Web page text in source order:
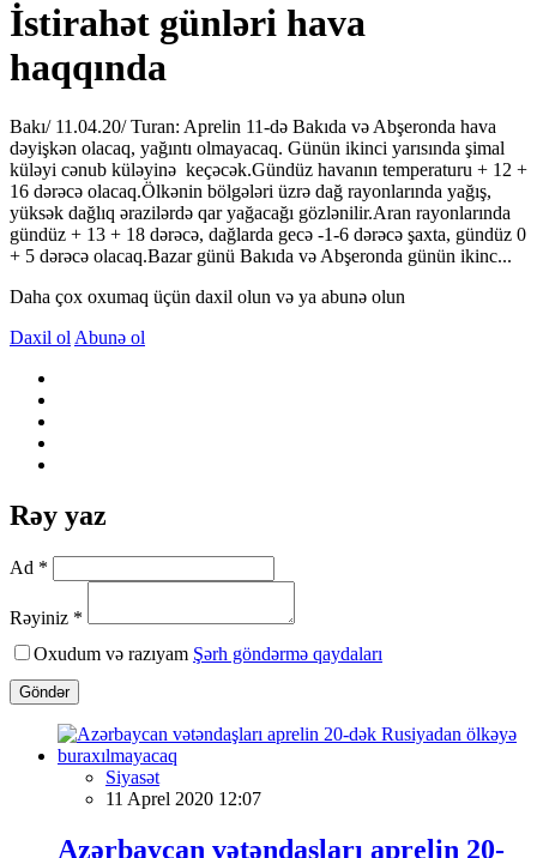
İstirahət günləri hava
haqqında
Bakı/ 11.04.20/ Turan: Aprelin 11-də Bakıda və Abşeronda hava
dəyişkən olacaq, yağıntı olmayacaq. Günün ikinci yarısında şimal
küləyi cənub küləyinə keçəcək.Gündüz havanın temperaturu + 12 +
16 dərəcə olacaq.Ölkənin bölgələri üzrə dağ rayonlarında yağış,
yüksək dağlıq ərazilərdə qar yağacağı gözlənilir.Aran rayonlarında
gündüz + 13 + 18 dərəcə, dağlarda gecə -1-6 dərəcə şaxta, gündüz 0
+ 5 dərəcə olacaq.Bazar günü Bakıda və Abşeronda günün ikinc...
Daha çox oxumaq üçün daxil olun və ya abunə olun
Daxil ol Abunə ol
Rəy yaz
Ad *
Rəyiniz *
Oxudum və razıyam Şərh göndərmə qaydaları
Göndər
Siyasət
11 Aprel 2020 12:07
Azərbaycan vətəndaşları aprelin 20-